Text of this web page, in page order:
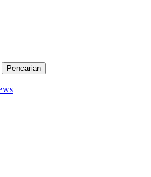
Pencarian